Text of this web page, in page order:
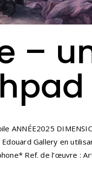
–
ANNÉE2025
Gallery en
Ref. de l’œuvre :